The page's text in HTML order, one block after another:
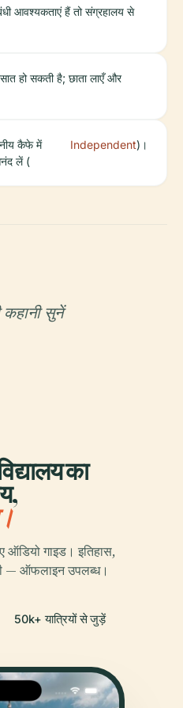
आवश्यकताएं हैं तो संग्रहालय से
हो सकती है; छाता लाएँ और
कैफे में
लें (
Independent)।
कहानी सुनें
का
ऑडियो गाइड। इतिहास,
— ऑफलाइन उपलब्ध।
50k+ यात्रियों से जुड़ें